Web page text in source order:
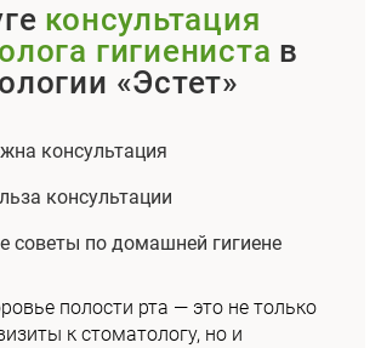
консультация
гигиениста в
«Эстет»
консультация
консультации
советы по домашней гигиене
полости рта — это не только
к стоматологу, но и